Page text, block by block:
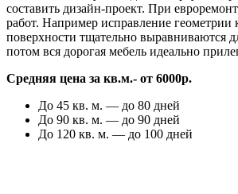
составить дизайн-проект. При
работ. Например исправление геометрии
поверхности тщательно выравниваются
потом вся дорогая мебель идеально
Средняя цена за кв.м.- от 6000р.
До 45 кв. м. — до 80 дней
До 90 кв. м. — до 90 дней
До 120 кв. м. — до 100 дней